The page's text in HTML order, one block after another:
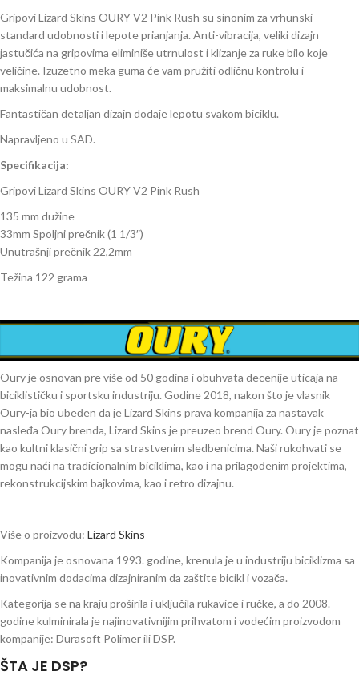
Gripovi Lizard Skins OURY V2 Pink Rush su sinonim za vrhunski
standard udobnosti i lepote prianjanja. Anti-vibracija, veliki dizajn
jastučića na gripovima eliminiše utrnulost i klizanje za ruke bilo koje
veličine. Izuzetno meka guma će vam pružiti odličnu kontrolu i
maksimalnu udobnost.
Fantastičan detaljan dizajn dodaje lepotu svakom biciklu.
Napravljeno u SAD.
Specifikacija:
Gripovi Lizard Skins OURY V2 Pink Rush
135 mm dužine
33mm Spoljni prečnik (1 1/3″)
Unutrašnji prečnik 22,2mm
Težina 122 grama
Oury je osnovan pre više od 50 godina i obuhvata decenije uticaja na
biciklističku i sportsku industriju. Godine 2018, nakon što je vlasnik
Oury-ja bio ubeđen da je Lizard Skins prava kompanija za nastavak
nasleđa Oury brenda, Lizard Skins je preuzeo brend Oury. Oury je poznat
kao kultni klasični grip sa strastvenim sledbenicima. Naši rukohvati se
mogu naći na tradicionalnim biciklima, kao i na prilagođenim projektima,
rekonstrukcijskim bajkovima, kao i retro dizajnu.
Više o proizvodu: Lizard Skins
Kompanija je osnovana 1993. godine, krenula je u industriju biciklizma sa
inovativnim dodacima dizajniranim da zaštite bicikl i vozača.
Kategorija se na kraju proširila i uključila rukavice i ručke, a do 2008.
godine kulminirala je najinovativnijim prihvatom i vodećim proizvodom
kompanije: Durasoft Polimer ili DSP.
ŠTA JE DSP?